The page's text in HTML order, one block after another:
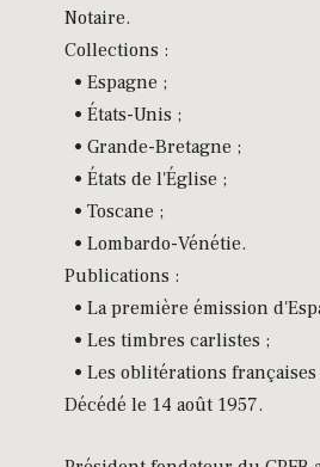
Notaire.
Collections :
• Espagne ;
• États-Unis ;
• Grande-Bretagne ;
• États de l'Église ;
• Toscane ;
• Lombardo-Vénétie.
Publications :
• La première émission
• Les timbres carlistes ;
• Les oblitérations
Décédé le 14 août 1957.